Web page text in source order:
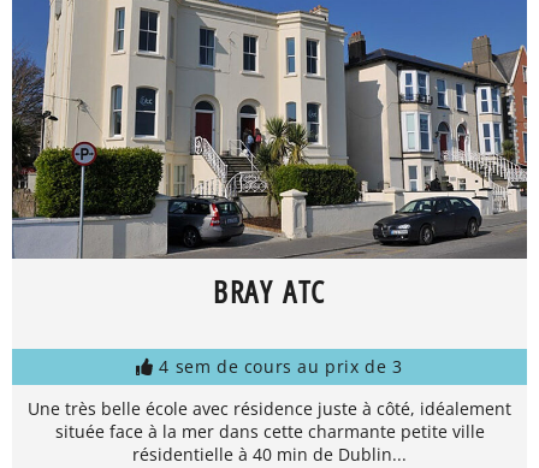
BRAY ATC
4 sem de cours au prix de 3
Une très belle école avec résidence juste à côté, idéalement
située face à la mer dans cette charmante petite ville
résidentielle à 40 min de Dublin...